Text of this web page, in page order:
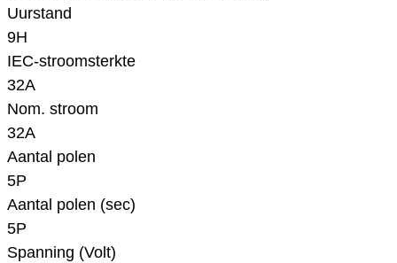
Uurstand
9H
IEC-stroomsterkte
32A
Nom. stroom
32A
Aantal polen
5P
Aantal polen (sec)
5P
Spanning (Volt)